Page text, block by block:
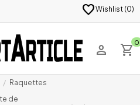
favoriteWishlist (0)
person shopping_cart0
Raquettes
de